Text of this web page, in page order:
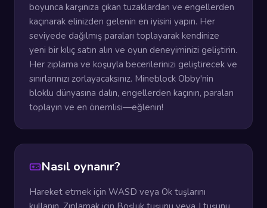
boyunca karşınıza çıkan tuzaklardan ve engellerden
kaçınarak elinizden gelenin en iyisini yapın. Her
seviyede dağılmış paraları toplayarak kendinize
yeni bir kılıç satın alın ve oyun deneyiminizi geliştirin.
Her zıplama ve koşuyla becerilerinizi geliştirecek ve
sınırlarınızı zorlayacaksınız. Mineblock Obby'nin
bloklu dünyasına dalın, engellerden kaçının, paraları
toplayın ve en önemlisi—eğlenin!
Nasıl oynanır?
Hareket etmek için WASD veya Ok tuşlarını